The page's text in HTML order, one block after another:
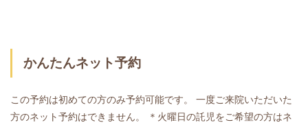
かんたんネット予約
この予約は初めての方のみ予約可能です。 一度ご来院いただいた
方のネット予約はできません。
＊火曜日の託児をご希望の方はネ